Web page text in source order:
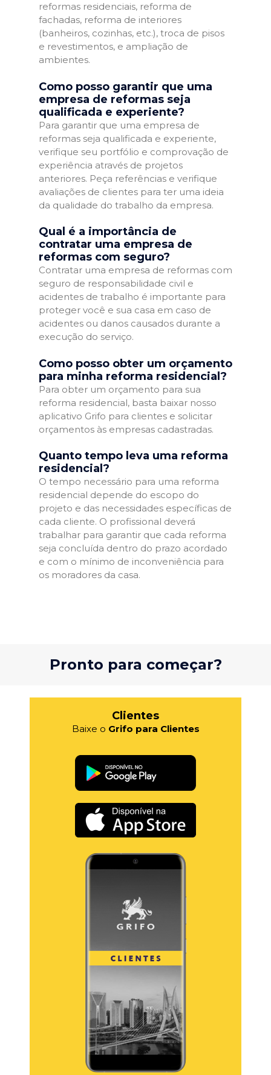
reformas residenciais, reforma de
fachadas, reforma de interiores
(banheiros, cozinhas, etc.), troca de pisos
e revestimentos, e ampliação de
ambientes.
Como posso garantir que uma
empresa de reformas seja
qualificada e experiente?
Para garantir que uma empresa de
reformas seja qualificada e experiente,
verifique seu portfólio e comprovação de
experiência através de projetos
anteriores. Peça referências e verifique
avaliações de clientes para ter uma ideia
da qualidade do trabalho da empresa.
Qual é a importância de
contratar uma empresa de
reformas com seguro?
Contratar uma empresa de reformas com
seguro de responsabilidade civil e
acidentes de trabalho é importante para
proteger você e sua casa em caso de
acidentes ou danos causados durante a
execução do serviço.
Como posso obter um orçamento
para minha reforma residencial?
Para obter um orçamento para sua
reforma residencial, basta baixar nosso
aplicativo Grifo para clientes e solicitar
orçamentos às empresas cadastradas.
Quanto tempo leva uma reforma
residencial?
O tempo necessário para uma reforma
residencial depende do escopo do
projeto e das necessidades específicas de
cada cliente. O profissional deverá
trabalhar para garantir que cada reforma
seja concluída dentro do prazo acordado
e com o mínimo de inconveniência para
os moradores da casa.
Pronto para começar?
Clientes
Baixe o Grifo para Clientes